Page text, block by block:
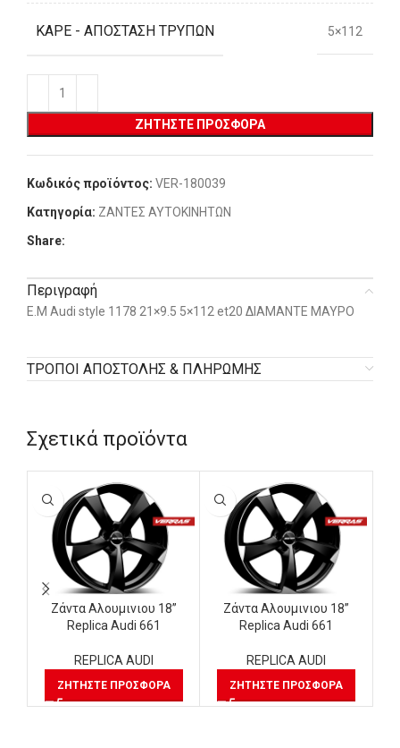
ΚΑΡΈ - ΑΠΌΣΤΑΣΗ ΤΡΥΠΏΝ 5×112
ΖΗΤΉΣΤΕ ΠΡΟΣΦΟΡΆ
Κωδικός προϊόντος: VER-180039
Κατηγορία: ΖΑΝΤΕΣ ΑΥΤΟΚΙΝΗΤΩΝ
Share:
Περιγραφή
E.M Audi style 1178 21×9.5 5×112 et20 ΔΙΑΜΑΝΤΕ ΜΑΥΡΟ
ΤΡΟΠΟΙ ΑΠΟΣΤΟΛΗΣ & ΠΛΗΡΩΜΗΣ
Σχετικά προϊόντα
Ζάντα Αλουμινιου 18”
Replica Audi 661
REPLICA AUDI
ΖΗΤΉΣΤΕ ΠΡΟΣΦΟΡΆ
Ζάντα Αλουμινιου 18”
Replica Audi 661
REPLICA AUDI
ΖΗΤΉΣΤΕ ΠΡΟΣΦΟΡΆ